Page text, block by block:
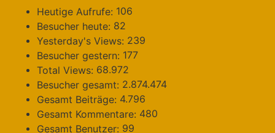
Heutige Aufrufe: 106
Besucher heute: 82
Yesterday's Views: 239
Besucher gestern: 177
Total Views: 68.972
Besucher gesamt: 2.874.474
Gesamt Beiträge: 4.796
Gesamt Kommentare: 480
Gesamt Benutzer: 99